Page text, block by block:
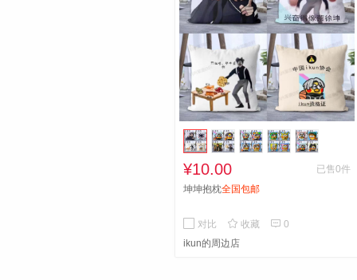
¥10.00
已售0件
坤坤抱枕全国包邮
对比  收藏  0
ikun的周边店